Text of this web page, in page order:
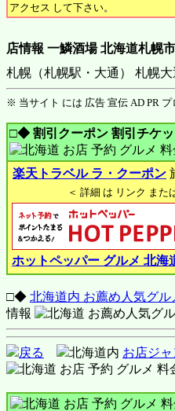
アクセス して下さい。
店情報 一鱗酒場 北海道札幌
札幌（札幌駅・大通） 札幌大
※ 当サイト には 広告 宣伝 AD PR プ
□◆ 割引クーポン 割引チケ
楽天トラベル ラ・クーポン
＜ 詳細 は リンク また
ホットペッパー グルメ 北海
□◆ 北海道内 お薦め人気グル
情報
戻る 北海道内 お店ジ